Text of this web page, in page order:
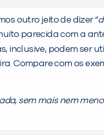
outro jeito de dizer “
parecida com a
inclusive, podem ser
Compare com os
sem mais nem